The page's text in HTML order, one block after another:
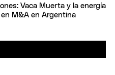
Vaca Muerta y la energía
M&A en Argentina